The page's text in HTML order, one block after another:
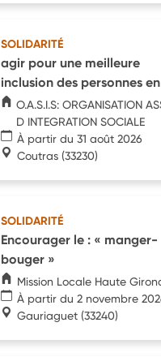
SOLIDARITÉ
agir pour une meilleure
inclusion des personnes
O.A.S.I.S: ORGANISATION
D INTEGRATION SOCIALE
À partir du 31 août 2026
Coutras (33230)
SOLIDARITÉ
Encourager le : « manger-
bouger »
Mission Locale Haute
À partir du 2 novembre
Gauriaguet (33240)